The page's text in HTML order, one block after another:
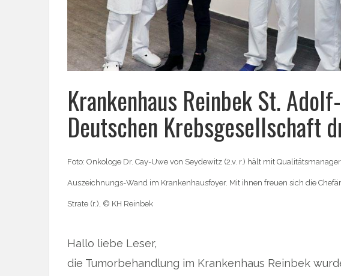
Krankenhaus Reinbek St.
Deutschen Krebsgesellschaft
Foto: Onkologe Dr. Cay-Uwe von Seydewitz (2.v. r.) hält mit
Auszeichnungs-Wand im Krankenhausfoyer. Mit ihnen freuen sich die
Strate (r.), © KH Reinbek
Hallo liebe Leser,
die Tumorbehandlung im Krankenhaus Reinbek